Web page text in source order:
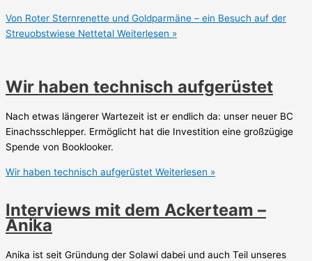
Von Roter Sternrenette und Goldparmäne – ein Besuch auf der
Streuobstwiese Nettetal Weiterlesen »
Wir haben technisch aufgerüstet
Nach etwas längerer Wartezeit ist er endlich da: unser neuer BC
Einachsschlepper. Ermöglicht hat die Investition eine großzügige
Spende von Booklooker.
Wir haben technisch aufgerüstet Weiterlesen »
Interviews mit dem Ackerteam –
Anika
Anika ist seit Gründung der Solawi dabei und auch Teil unseres